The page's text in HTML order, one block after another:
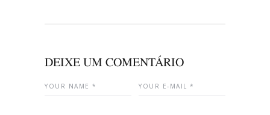
DEIXE UM COMENTÁRIO